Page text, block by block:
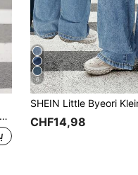
6
CHF14,98